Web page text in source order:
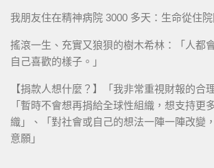
我朋友住在精神病院 3000 多天：生命從住
搖滾一生、充實又狼狽的樹木希林：「人都
自己喜歡的樣子。」
【捐款人想什麼？】「我非常重視財報的合
「暫時不會想再捐給全球性組織，想支持更
織」、「對社會或自己的想法一陣一陣改變
意願」